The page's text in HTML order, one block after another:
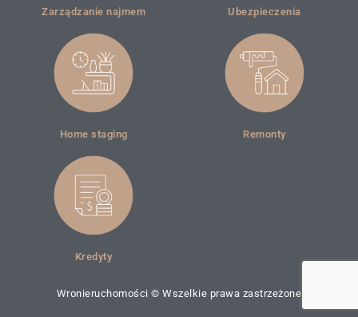
Zarządzanie najmem Ubezpieczenia
Home staging Remonty
Kredyty
Wronieruchomości © Wszelkie prawa zastrzeżone